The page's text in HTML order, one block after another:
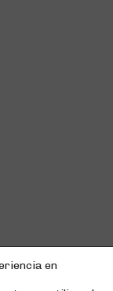
en